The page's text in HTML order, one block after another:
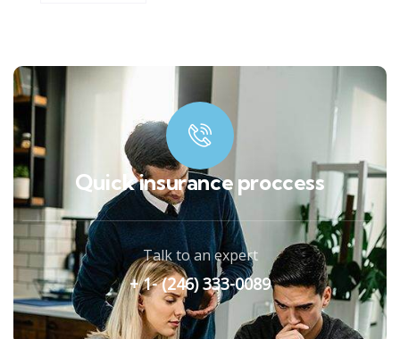
Quick insurance proccess
Talk to an expert
+ 1- (246) 333-0089